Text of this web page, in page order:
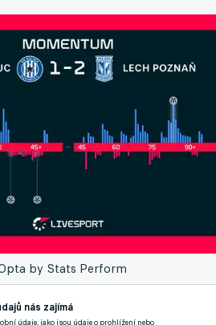
by Stats Perform
nás zajímá
údaje, jako jsou údaje o prohlížení nebo